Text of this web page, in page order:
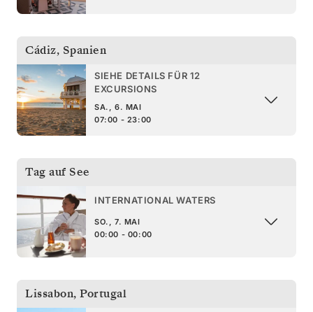
Cádiz, Spanien
SIEHE DETAILS FÜR 12
EXCURSIONS
SA., 6. MAI
07:00 - 23:00
Tag auf See
INTERNATIONAL WATERS
SO., 7. MAI
00:00 - 00:00
Lissabon, Portugal